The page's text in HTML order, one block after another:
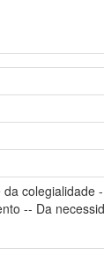
colegialidade
-- Da